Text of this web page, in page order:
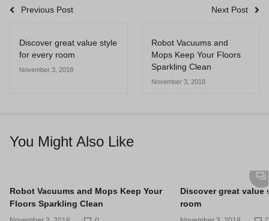
Previous Post Next Post
Discover great value style
for every room
November 3, 2018
Robot Vacuums and
Mops Keep Your Floors
Sparkling Clean
November 3, 2018
You Might Also Like
Robot Vacuums and Mops Keep Your
Floors Sparkling Clean
Discover great value
room